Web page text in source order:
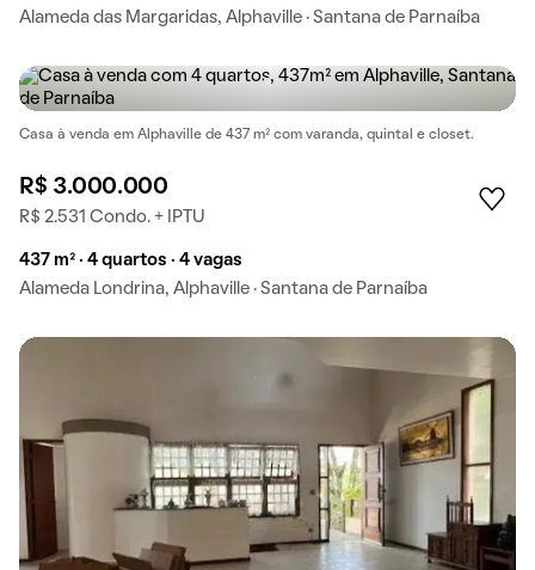
Alameda das Margaridas, Alphaville · Santana de Parnaíba
Casa à venda em Alphaville de 437 m² com varanda, quintal e closet.
R$ 3.000.000
R$ 2.531 Condo. + IPTU
437 m² · 4 quartos · 4 vagas
Alameda Londrina, Alphaville · Santana de Parnaíba